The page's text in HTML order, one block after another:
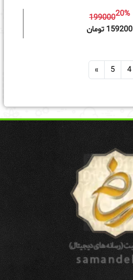
19900020%
159200 تومان
4
5
»